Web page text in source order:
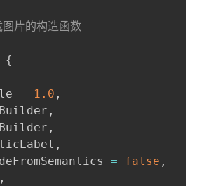
片的构造函数
{
= 1.0 ,
,
,
,
= false ,
,